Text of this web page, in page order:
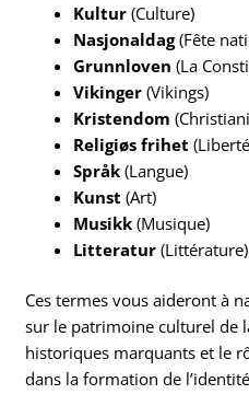
Kultur (Culture)
Nasjonaldag(Fête
Grunnloven (La
Vikinger (Vikings)
Kristendom
Religiøs frihet
Språk (Langue)
Kunst (Art)
Musikk (Musique)
Litteratur (Littérature)
Ces termes vous aideront à
sur le patrimoine culturel de
historiques marquants et le
dans la formation de